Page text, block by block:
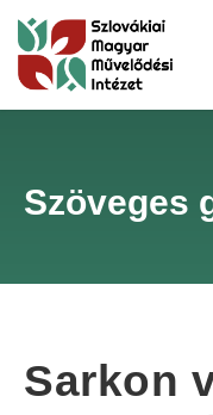
Szöveges
Sarkon